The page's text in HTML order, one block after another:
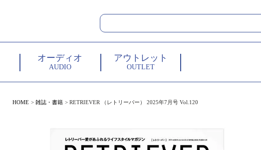
オーディオ
AUDIO
アウトレット
OUTLET
HOME 雑誌・書籍 RETRIEVER （レトリーバー） 2025年7月号 Vol.120